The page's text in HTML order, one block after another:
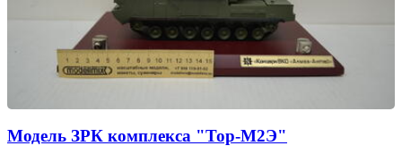
Модель ЗРК комплекса "Тор-М2Э"